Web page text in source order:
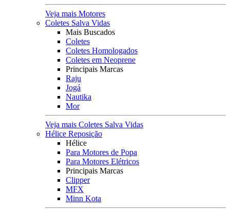
Veja mais Motores
Coletes Salva Vidas
Mais Buscados
Coletes
Coletes Homologados
Coletes em Neoprene
Principais Marcas
Raju
Jogá
Nautika
Mor
Veja mais Coletes Salva Vidas
Hélice Reposição
Hélice
Para Motores de Popa
Para Motores Elétricos
Principais Marcas
Clipper
MFX
Minn Kota